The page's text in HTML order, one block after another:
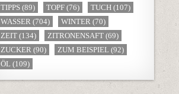
TIPPS(89) TOPF(76) TUCH(107)
WASSER(704) WINTER(70)
ZEIT(134) ZITRONENSAFT(69)
ZUCKER(90) ZUM BEISPIEL (92)
ÖL (109)